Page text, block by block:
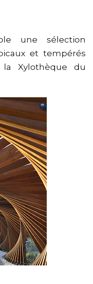
une sélection
et tempérés
Xylothèque du